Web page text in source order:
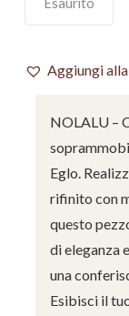
Aggiungi
NOLALU –
Eglo.
rifinito con
questo
di eleganza
una
Esibisci il